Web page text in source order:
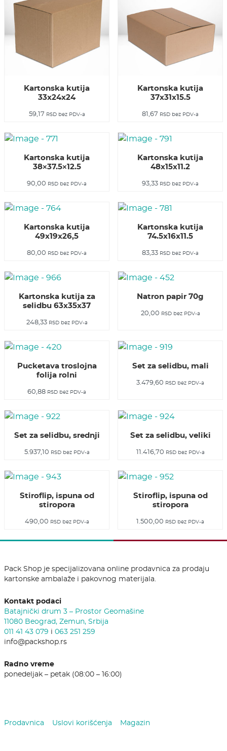
Kartonska kutija
33x24x24
59,17 RSD bez PDV-a
Kartonska kutija
37x31x15.5
81,67 RSD bez PDV-a
Kartonska kutija
38×37.5×12.5
90,00 RSD bez PDV-a
Kartonska kutija
48x15x11.2
93,33 RSD bez PDV-a
Kartonska kutija
49x19x26,5
80,00 RSD bez PDV-a
Kartonska kutija
74.5x16x11.5
83,33 RSD bez PDV-a
Kartonska kutija za
selidbu 63x35x37
248,33 RSD bez PDV-a
Natron papir 70g
20,00 RSD bez PDV-a
Pucketava troslojna
folija rolni
60,88 RSD bez PDV-a
Set za selidbu, mali
3.479,60 RSD bez PDV-a
Set za selidbu, srednji
5.937,10 RSD bez PDV-a
Set za selidbu, veliki
11.416,70 RSD bez PDV-a
Stiroflip, ispuna od
stiropora
490,00 RSD bez PDV-a
Stiroflip, ispuna od
stiropora
1.500,00 RSD bez PDV-a
Pack Shop je specijalizovana online prodavnica za prodaju
kartonske ambalaže i pakovnog materijala.
Kontakt podaci
Batajnički drum 3 – Prostor Geomašine
11080 Beograd, Zemun, Srbija
011 41 43 079 i 063 251 259
info@packshop.rs
Radno vreme
ponedeljak – petak (08:00 – 16:00)
Prodavnica Uslovi korišćenja Magazin